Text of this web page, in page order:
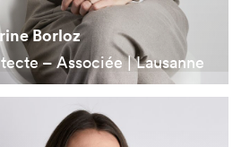
Borloz
– Associée | Lausanne